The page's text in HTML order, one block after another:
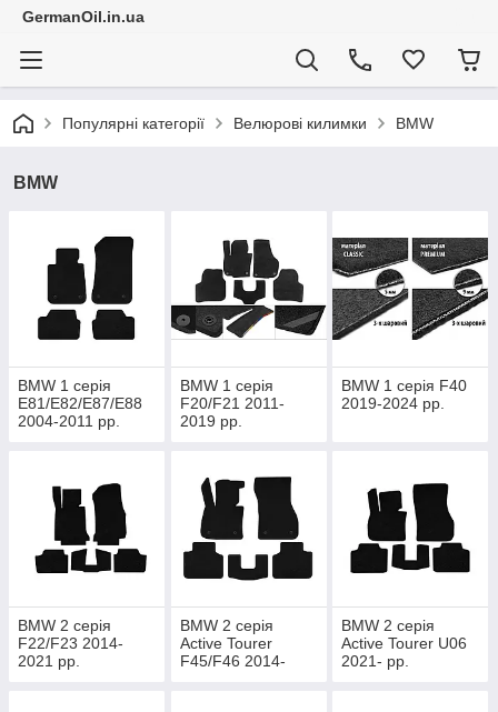
GermanOil.in.ua
Популярні категорії Велюрові килимки BMW
BMW
BMW 1 серія
E81/E82/E87/E88
2004-2011 рр.
BMW 1 серія
F20/F21 2011-
2019 рр.
BMW 1 серія F40
2019-2024 рр.
BMW 2 серія
F22/F23 2014-
2021 рр.
BMW 2 серія
Active Tourer
F45/F46 2014-
BMW 2 серія
Active Tourer U06
2021- рр.